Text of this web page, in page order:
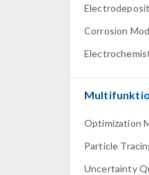
Corrosion
Optimization
Particle
Uncertainty